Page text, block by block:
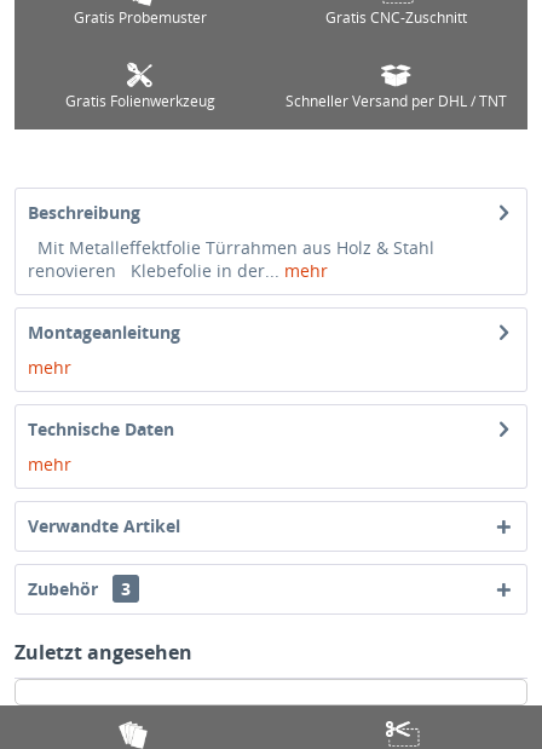
Gratis Probemuster Gratis CNC-Zuschnitt
Gratis Folienwerkzeug Schneller Versand per DHL / TNT
Beschreibung
Mit Metalleffektfolie Türrahmen aus Holz & Stahl
renovieren Klebefolie in der... mehr
Montageanleitung
mehr
Technische Daten
mehr
Verwandte Artikel
Zubehör 3
Zuletzt angesehen